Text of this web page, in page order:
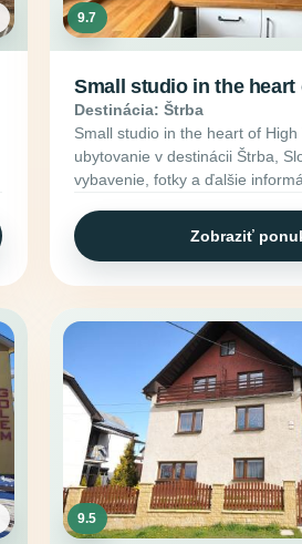
9.7
Small studio in the heart
Destinácia: Štrba
Small studio in the heart of
ubytovanie v destinácii Štrba,
vybavenie, fotky a ďalšie
Zobraziť
9.5